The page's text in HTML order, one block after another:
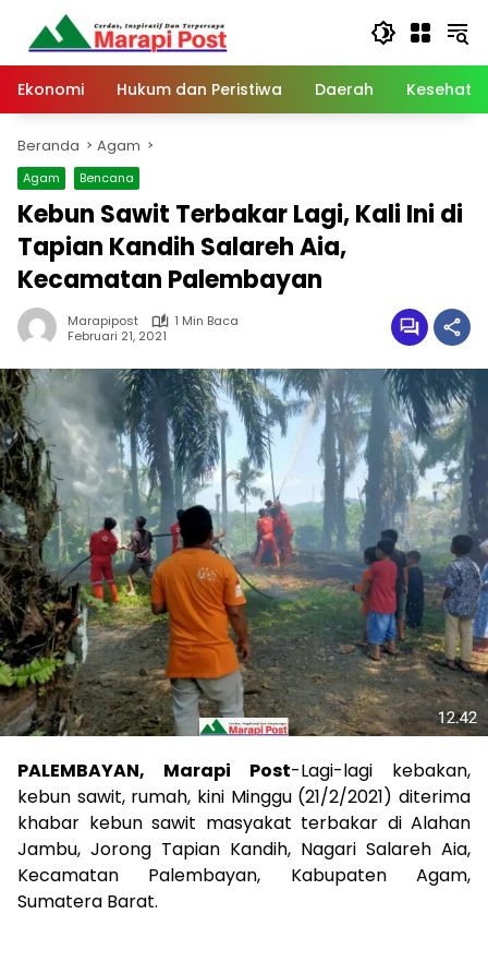
Langsung
konten
Ekonomi
Hukum dan Peristiwa Daerah
Beranda Agam
Agam Bencana
Kebun Sawit Terbakar Lagi, Kali Ini di
Tapian Kandih Salareh Aia,
Kecamatan Palembayan
Marapipost
1 Min Baca
Februari 21, 2021
PALEMBAYAN, Marapi Post-Lagi-lagi kebakan,
kebun sawit, rumah, kini Minggu (21/2/2021) diterima
khabar kebun sawit masyakat terbakar di Alahan
Jambu, Jorong Tapian Kandih, Nagari Salareh Aia,
Kecamatan Palembayan, Kabupaten Agam,
Sumatera Barat.